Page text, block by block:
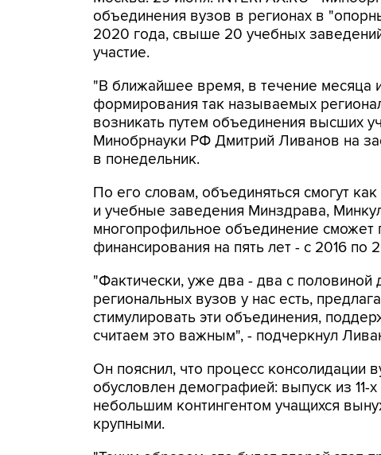
объединения вузов в регионах в
2020 года, свыше 20 учебных
участие.
"В ближайшее время, в течение месяца
формирования так называемых
возникать путем объединения высших
Минобрнауки РФ Дмитрий Ливанов на
в понедельник.
По его словам, объединяться смогут
и учебные заведения Минздрава,
многопрофильное объединение сможет
финансирования на пять лет - с 2016 по
"Фактически, уже два - два с
региональных вузов у нас есть,
стимулировать эти объединения,
считаем это важным", - подчеркнул
Он пояснил, что процесс консолидации
обусловлен демографией: выпуск из
небольшим контингентом учащихся
крупными.